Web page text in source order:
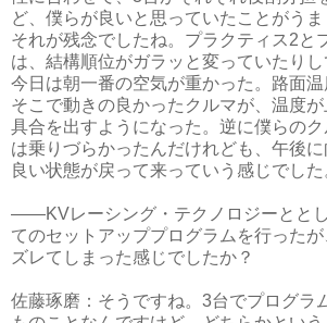
ど、僕らが良いと思っていたことがうま
それが残念でしたね。プラクティス2と
は、結構順位がガラッと変っていたりし
今日は朝一番の空気が重かった。路面温
そこで動きの良かったクルマが、温度
具合を出すようになった。逆に僕らの
は乗りづらかったんだけれども、午後
良い状態が戻って来っていう感じでした
――KVレーシング・テクノロジーとと
てのセットアッププログラムを行った
ズレてしまった感じでしたか？
佐藤琢磨：そうですね。3台でプログラ